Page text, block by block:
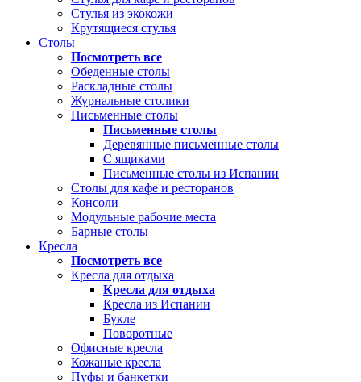
Стулья из экокожи
Крутящиеся стулья
Столы
Посмотреть все
Обеденные столы
Раскладные столы
Журнальные столики
Письменные столы
Письменные столы
Деревянные письменные столы
С ящиками
Письменные столы из Испании
Столы для кафе и ресторанов
Консоли
Модульные рабочие места
Барные столы
Кресла
Посмотреть все
Кресла для отдыха
Кресла для отдыха
Кресла из Испании
Букле
Поворотные
Офисные кресла
Кожаные кресла
Пуфы и банкетки